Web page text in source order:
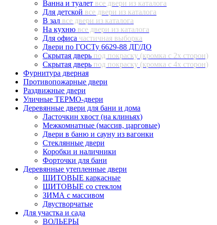
Ванна и туалет все двери из каталога
Для детской все двери из каталога
В зал все двери из каталога
На кухню все двери из каталога
Для офиса частичная выборка
Двери по ГОСТу 6629-88 ДГ/ДО
Скрытая дверь под покраску (кромка с 2х сторон)
Скрытая дверь под покраску (кромка с 4х сторон)
Фурнитура дверная
Противопожарные двери
Раздвижные двери
Уличные ТЕРМО-двери
Деревянные двери для бани и дома
Ласточкин хвост (на клиньях)
Межкомнатные (массив, царговые)
Двери в баню и сауну из вагонки
Стеклянные двери
Коробки и наличники
Форточки для бани
Деревянные утепленные двери
ЩИТОВЫЕ каркасные
ЩИТОВЫЕ со стеклом
ЗИМА с массивом
Двустворчатые
Для участка и сада
ВОЛЬЕРЫ